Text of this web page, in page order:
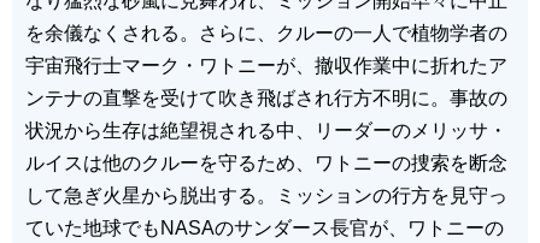
を余儀なくされる。さらに、クルーの一人で植物学者の
宇宙飛行士マーク・ワトニーが、撤収作業中に折れたア
ンテナの直撃を受けて吹き飛ばされ行方不明に。事故の
状況から生存は絶望視される中、リーダーのメリッサ・
ルイスは他のクルーを守るため、ワトニーの捜索を断念
して急ぎ火星から脱出する。ミッションの行方を見守っ
ていた地球でもNASAのサンダース長官が、ワトニーの